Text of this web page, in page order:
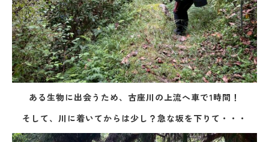
ある生物に出会うため、古座川の上流へ車で1時間！
そして、川に着いてからは少し？急な坂を下りて・・・